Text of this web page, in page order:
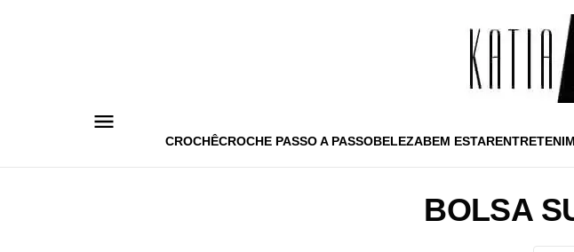
CROCHÊCROCHE PASSO A PASSOBELEZABEM ESTAR
BOLSA